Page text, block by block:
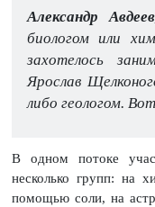
Александр
биологом или
захотелось
Ярослав
либо геологом.
В одном потоке
несколько групп: на
помощью соли, на